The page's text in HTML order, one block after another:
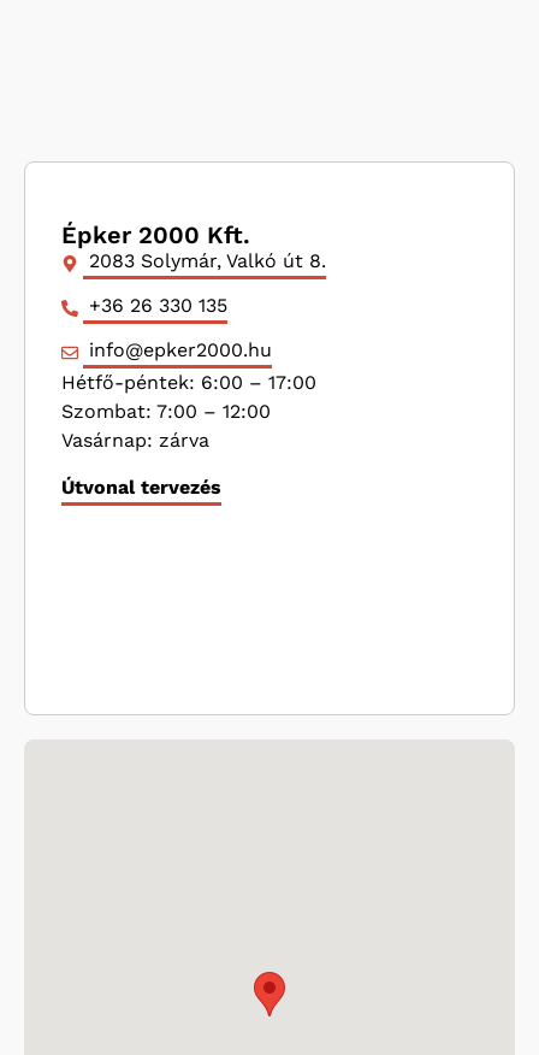
Épker 2000 Kft.
2083 Solymár, Valkó út 8.
+36 26 330 135
info@epker2000.hu
Hétfő-péntek: 6:00 – 17:00
Szombat: 7:00 – 12:00
Vasárnap: zárva
Útvonal tervezés